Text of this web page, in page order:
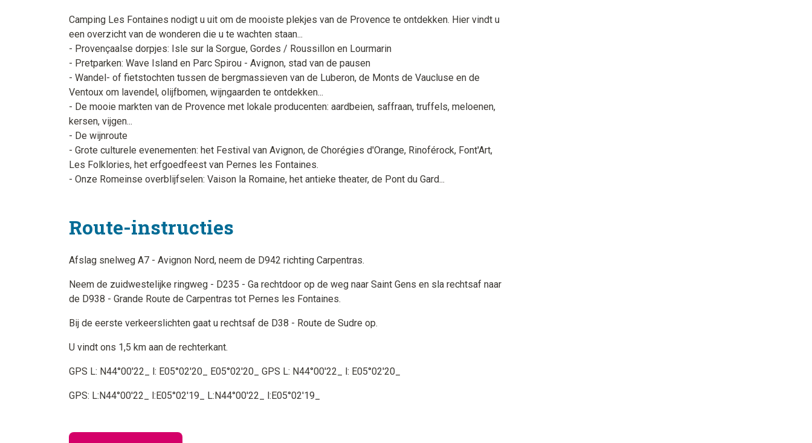
Camping Les Fontaines nodigt u uit om de mooiste plekjes van de Provence te ontdekken. Hier vindt u
een overzicht van de wonderen die u te wachten staan...
- Provençaalse dorpjes: Isle sur la Sorgue, Gordes / Roussillon en Lourmarin
- Pretparken: Wave Island en Parc Spirou - Avignon, stad van de pausen
- Wandel- of fietstochten tussen de bergmassieven van de Luberon, de Monts de Vaucluse en de
Ventoux om lavendel, olijfbomen, wijngaarden te ontdekken...
- De mooie markten van de Provence met lokale producenten: aardbeien, saffraan, truffels, meloenen,
kersen, vijgen...
- De wijnroute
- Grote culturele evenementen: het Festival van Avignon, de Chorégies d'Orange, Rinoférock, Font'Art,
Les Folklories, het erfgoedfeest van Pernes les Fontaines.
- Onze Romeinse overblijfselen: Vaison la Romaine, het antieke theater, de Pont du Gard...
Route-instructies
Afslag snelweg A7 - Avignon Nord, neem de D942 richting Carpentras.
Neem de zuidwestelijke ringweg - D235 - Ga rechtdoor op de weg naar Saint Gens en sla rechtsaf naar
de D938 - Grande Route de Carpentras tot Pernes les Fontaines.
Bij de eerste verkeerslichten gaat u rechtsaf de D38 - Route de Sudre op.
U vindt ons 1,5 km aan de rechterkant.
GPS L: N44°00'22_ l: E05°02'20_ E05°02'20_ GPS L: N44°00'22_ l: E05°02'20_
GPS: L:N44°00'22_ l:E05°02'19_ L:N44°00'22_ l:E05°02'19_